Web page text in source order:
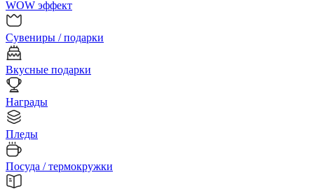
WOW эффект
Сувениры / подарки
Вкусные подарки
Награды
Пледы
Посуда / термокружки